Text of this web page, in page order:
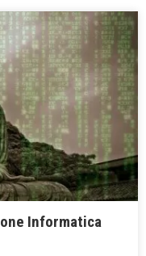
Informatica